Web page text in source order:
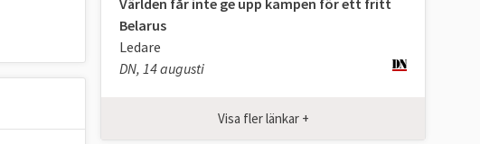
Världen får inte ge upp kampen för ett fritt
Belarus
Ledare
DN, 14 augusti
Visa fler länkar +